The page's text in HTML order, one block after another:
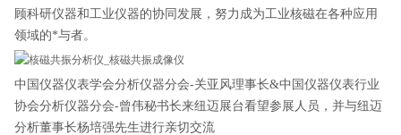
顾科研仪器和工业仪器的协同发展，努力成为工业核磁在各种应用
领域的*与者。
中国仪器仪表学会分析仪器分会-关亚风理事长&中国仪器仪表行业
协会分析仪器分会-曾伟秘书长来纽迈展台看望参展人员，并与纽迈
分析董事长杨培强先生进行亲切交流